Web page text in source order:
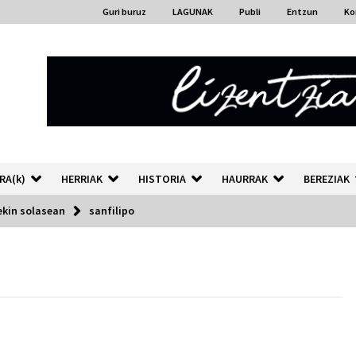
Guri buruz LAGUNAK Publi Entzun
HERRIAK HISTORIA HAURRAK BEREZIAK
solasean sanfilipo